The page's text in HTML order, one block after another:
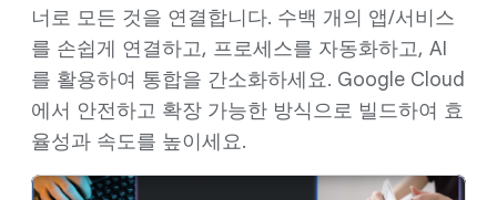
너로 모든 것을 연결합니다. 수백 개의 앱/서비스
를 손쉽게 연결하고, 프로세스를 자동화하고, AI
를 활용하여 통합을 간소화하세요. Google Cloud
에서 안전하고 확장 가능한 방식으로 빌드하여 효
율성과 속도를 높이세요.